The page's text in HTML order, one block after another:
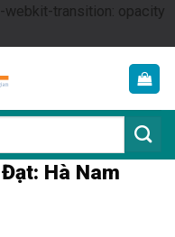
webkit-transition: opacity
Hà Nam